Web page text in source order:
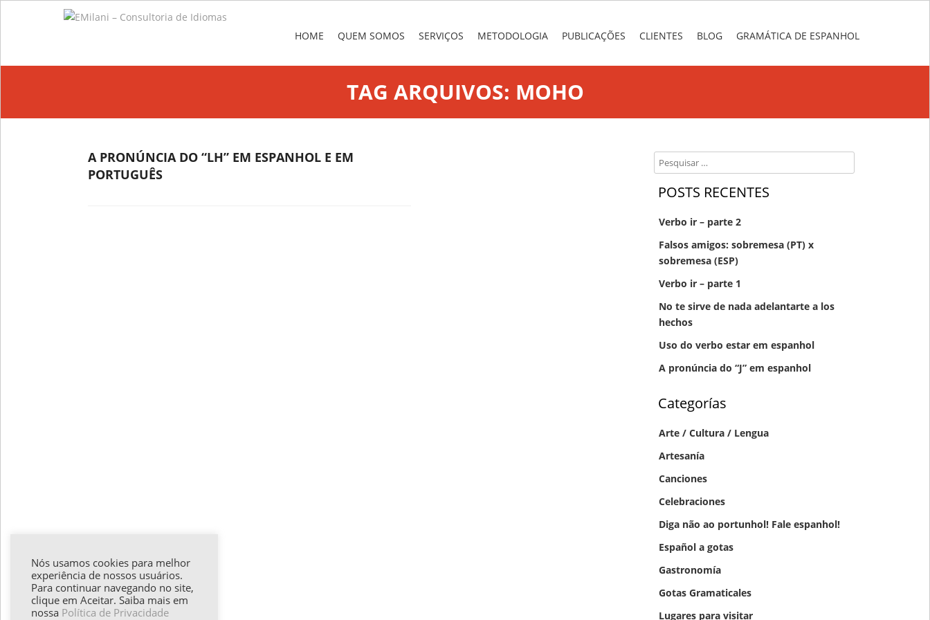
SKIP TO CONTENT
HOME QUEM SOMOS SERVIÇOS METODOLOGIA PUBLICAÇÕES CLIENTES BLOG GRAMÁTICA DE ESPANHOL
TAG ARQUIVOS: MOHO
A PRONÚNCIA DO “LH” EM ESPANHOL E EM
PORTUGUÊS
Search
POSTS RECENTES
Verbo ir – parte 2
Falsos amigos: sobremesa (PT) x
sobremesa (ESP)
Verbo ir – parte 1
No te sirve de nada adelantarte a los
hechos
Uso do verbo estar em espanhol
A pronúncia do “J” em espanhol
Categorías
Arte / Cultura / Lengua
Artesanía
Canciones
Celebraciones
Diga não ao portunhol! Fale espanhol!
Español a gotas‏
Gastronomía
Gotas Gramaticales
Lugares para visitar
Nós usamos cookies para melhor
experiência de nossos usuários.
Para continuar navegando no site,
clique em Aceitar. Saiba mais em
nossa Política de Privacidade